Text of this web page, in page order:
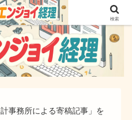
く実務ができるサイト
事務所による寄稿記事」を
検索